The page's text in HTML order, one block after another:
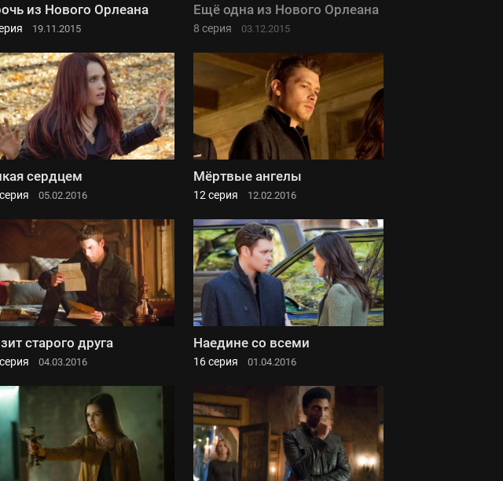
из Нового Орлеана
19.11.2015
Ещё одна из Нового Орлеана
8 серия 03.12.2015
сердцем
05.02.2016
Мёртвые ангелы
12 серия 12.02.2016
старого друга
04.03.2016
Наедине со всеми
16 серия 01.04.2016